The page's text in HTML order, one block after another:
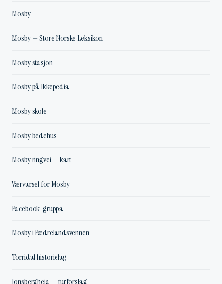
Mosby
Mosby — Store Norske Leksikon
Mosby stasjon
Mosby på Ikkepedia
Mosby skole
Mosby bedehus
Mosby ringvei — kart
Værvarsel for Mosby
Facebook-gruppa
Mosby i Fædrelandsvennen
Torridal historielag
Jonsbergheia — turforslag